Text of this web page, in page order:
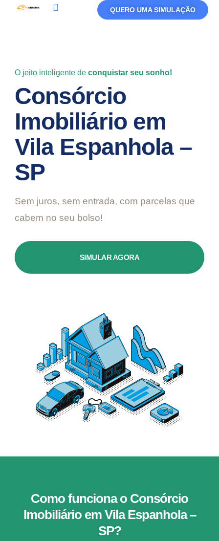
QUERO UMA SIMULAÇÃO
O jeito inteligente de conquistar seu sonho!
Consórcio
Imobiliário em
Vila Espanhola –
SP
Sem juros, sem entrada, com parcelas que
cabem no seu bolso!
SIMULAR AGORA
Como funciona o Consórcio
Imobiliário em Vila Espanhola –
SP?